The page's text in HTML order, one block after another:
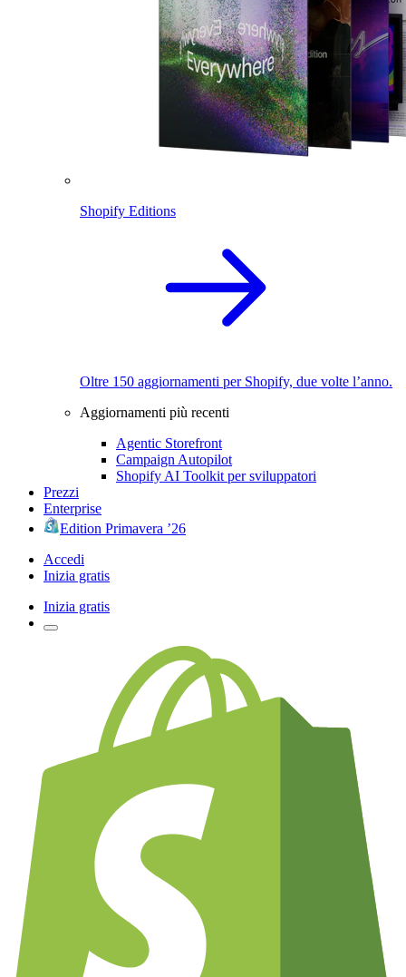
Shopify Editions
Oltre 150 aggiornamenti per Shopify, due volte l’anno.
Aggiornamenti più recenti
Agentic Storefront
Campaign Autopilot
Shopify AI Toolkit per sviluppatori
Prezzi
Enterprise
Edition Primavera ’26
Accedi
Inizia gratis
Inizia gratis